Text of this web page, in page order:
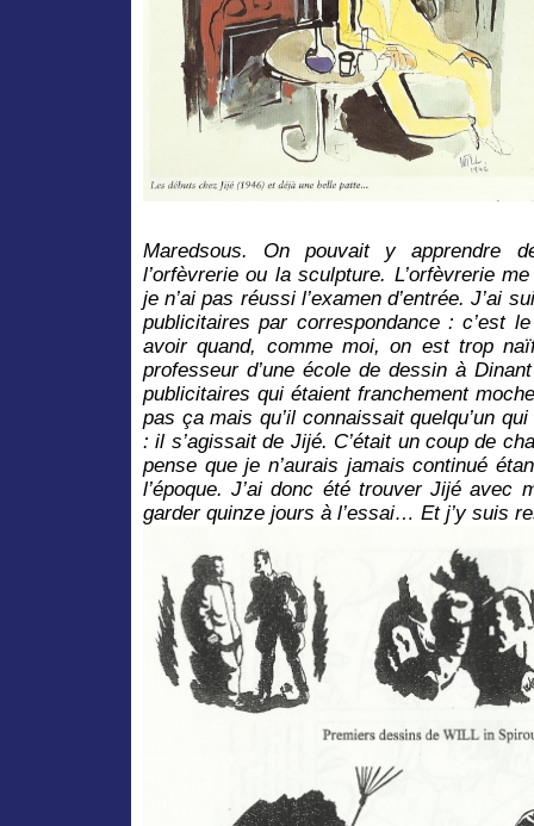
Maredsous. On pouvait y apprendre
l’orfèvrerie ou la sculpture. L’orfèvrerie
je n’ai pas réussi l’examen d’entrée. J’ai
publicitaires par correspondance : c’est
avoir quand, comme moi, on est trop
professeur d’une école de dessin à
publicitaires qui étaient franchement
pas ça mais qu’il connaissait quelqu’un
: il s’agissait de Jijé. C’était un coup de
pense que je n’aurais jamais continué
l’époque. J’ai donc été trouver Jijé avec
garder quinze jours à l’essai… Et j’y suis